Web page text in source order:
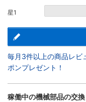
星1
毎月3件以上の商品レビ
ポンプレゼント！
稼働中の機械部品の交換